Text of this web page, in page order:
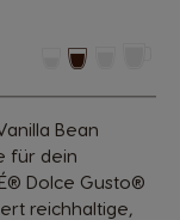
Bean
für dein
Dolce Gusto®
reichhaltige,